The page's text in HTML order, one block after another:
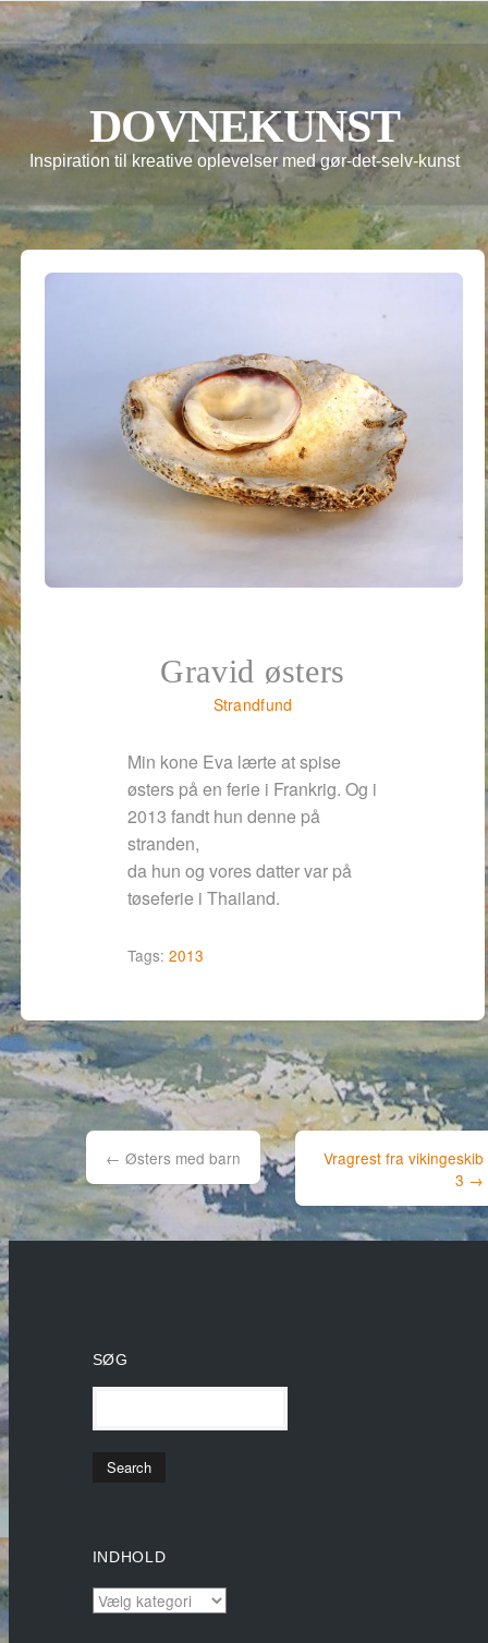
DOVNEKUNST
Inspiration til kreative oplevelser med gør-det-selv-kunst
Gravid østers
Strandfund
Min kone Eva lærte at spise
østers på en ferie i Frankrig. Og i
2013 fandt hun denne på
stranden,
da hun og vores datter var på
tøseferie i Thailand.
Tags: 2013
Post
navigation
← Østers med barn
Vragrest fra vikingeskib
3 →
SØG
INDHOLD
INDHOLD